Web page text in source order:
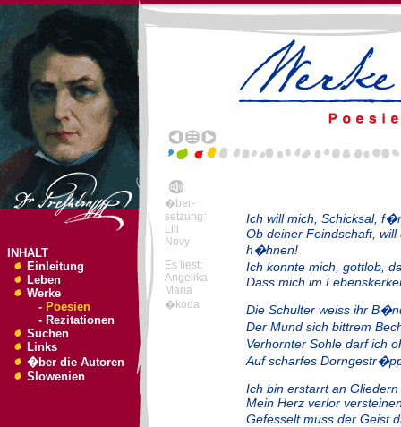
INHALT
Einleitung
Leben
Werke
- Poesien
- Rezitationen
Suchen
Links
�ber die Autoren
Slowenien
�ber-
setzung:
Lili
Novy
Es liest:
Angelika
Maria
�koda
Ich will mich, Schicksal,
Ob deiner Feindschaft, will
h�hnen!
Ich konnte mich, gottlob,
Dass mich im
Die Schulter weiss ihr
Der Mund sich bittrem
Verhornter Sohle darf ich
Auf scharfes
Ich bin erstarrt an
Mein Herz verlor
Gefesselt muss der Geist